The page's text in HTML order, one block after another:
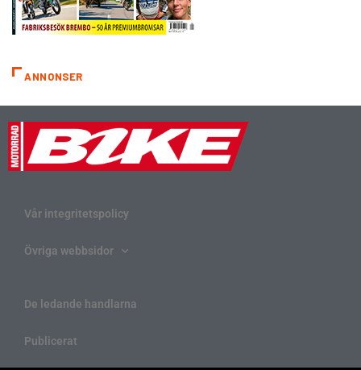
ANNONSER
Vår integritetspolicy
Övriga webbsidor
De ledande handlarna
Publicerat